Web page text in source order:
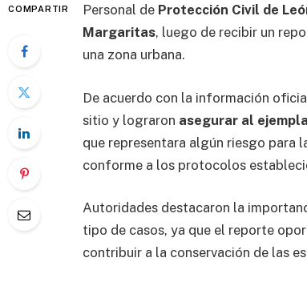
COMPARTIR Personal de Protección Civil de
Margaritas, luego de recibir un
una zona urbana.
De acuerdo con la información
sitio y lograron asegurar al
que representara algún riesgo para
conforme a los protocolos
Autoridades destacaron la
tipo de casos, ya que el reporte
contribuir a la conservación de las